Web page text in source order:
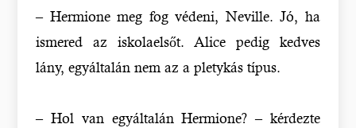
– Hermione meg fog védeni, Neville. Jó, ha
ismered az iskolaelsőt. Alice pedig kedves
lány, egyáltalán nem az a pletykás típus.
– Hol van egyáltalán Hermione? – kérdezte